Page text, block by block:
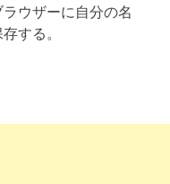
ウザーに自分の名
する。